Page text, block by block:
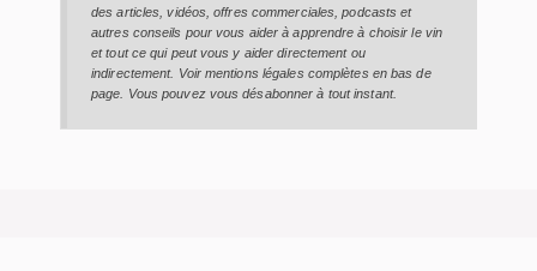
des articles, vidéos, offres commerciales, podcasts et
autres conseils pour vous aider à apprendre à choisir le vin
et tout ce qui peut vous y aider directement ou
indirectement. Voir mentions légales complètes en bas de
page. Vous pouvez vous désabonner à tout instant.